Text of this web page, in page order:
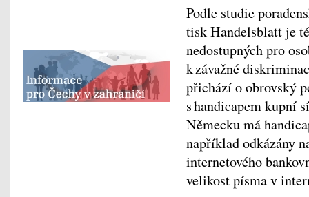
Podle studie
tisk Handelsblatt je
nedostupných pro
k závažné
přichází o obrovský
s handicapem kupní
Německu má
například odkázány
internetového
velikost písma v